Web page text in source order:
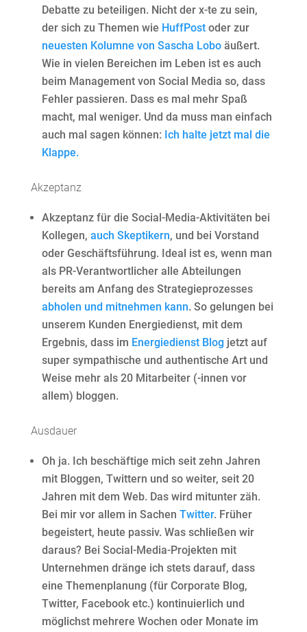
Debatte zu beteiligen. Nicht der x-te zu sein,
der sich zu Themen wie HuffPostoder zur
neuesten Kolumne von Sascha Loboäußert.
Wie in vielen Bereichen im Leben ist es auch
beim Management von Social Media so, dass
Fehler passieren. Dass es mal mehr Spaß
macht, mal weniger. Und da muss man einfach
auch mal sagen können: Ich halte jetzt mal die
Klappe.
Akzeptanz
Akzeptanz für die Social-Media-Aktivitäten bei
Kollegen, auch Skeptikern, und bei Vorstand
oder Geschäftsführung. Ideal ist es, wenn man
als PR-Verantwortlicher alle Abteilungen
bereits am Anfang des Strategieprozesses
abholen und mitnehmen kann. So gelungen bei
unserem Kunden Energiedienst, mit dem
Ergebnis, dass im Energiedienst Blog jetzt auf
super sympathische und authentische Art und
Weise mehr als 20 Mitarbeiter (-innen vor
allem) bloggen.
Ausdauer
Oh ja. Ich beschäftige mich seit zehn Jahren
mit Bloggen, Twittern und so weiter, seit 20
Jahren mit dem Web. Das wird mitunter zäh.
Bei mir vor allem in Sachen Twitter. Früher
begeistert, heute passiv. Was schließen wir
daraus? Bei Social-Media-Projekten mit
Unternehmen dränge ich stets darauf, dass
eine Themenplanung (für Corporate Blog,
Twitter, Facebook etc.) kontinuierlich und
möglichst mehrere Wochen oder Monate im